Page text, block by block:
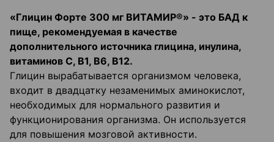
«Глицин Форте 300 мг ВИТАМИР®» - это БАД к
пище, рекомендуемая в качестве
дополнительного источника глицина, инулина,
витаминов С, В1, В6, В12.
Глицин вырабатывается организмом человека,
входит в двадцатку незаменимых аминокислот,
необходимых для нормального развития и
функционирования организма. Он используется
для повышения мозговой активности.